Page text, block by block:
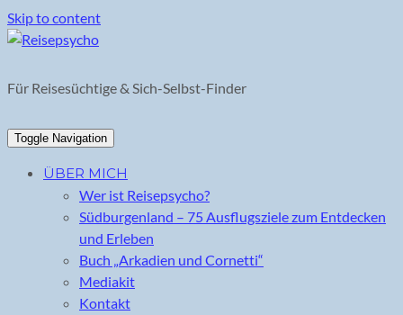
Skip to content
Für Reisesüchtige & Sich-Selbst-Finder
Toggle Navigation
ÜBER MICH
Wer ist Reisepsycho?
Südburgenland – 75 Ausflugsziele zum Entdecken
und Erleben
Buch „Arkadien und Cornetti“
Mediakit
Kontakt